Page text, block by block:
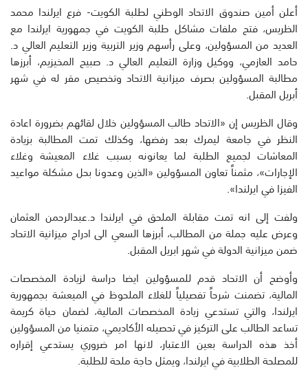
أعلن أمين صندوق الاتحاد الوطني لطلبة الكويت- فرع ايرلندا محمد
الظريس، فتح ملفات مشاكل طلبة الكويت في جمهورية ايرلندا مع
العديد من المسؤولين، وعلى رأسهم وزير التربية وزير التعليم العالي د.
حامد العازمي، ووكيل وزارة التعليم العالي د. صبيح المخيزيم، أبرزها
مطالبة المسؤولين بصرف ميزانية الاتحاد وتخصيص مقر له في شهر
أبريل المقبل.
وقال الظريس إن «الاتحاد طالب المسؤولين خلال لقائهم بضرورة اعادة
النظر في جامعة ليمرك بعد رفضها، وكذلك تمت المطالبة بزيادة
المعاشات لجميع الطلبة لما يعانونه بسبب غلاء المعيشة وغلاء
الإجارات»، مثمناً تعاون المسؤولين «الذين وعدونا بحل مشكلة مواعيد
الفيزا في ايرلندا».
ولفت إلى انه تمت مقابلة الملحق في ايرلندا د.عبدالرحمن العثمان
وعرض عليه جملة من المطالب، أبرزها السعي الى ادراج ميزانية الاتحاد
ضمن ميزانية الدولة في شهر ابريل المقبل.
وأوضح أن الاتحاد قدم للمسؤولين ايضا دراسة لزيادة المخصصات
المالية، تضمنت شرحاً تفصيلياً للغلاء الملحوظ في الميعشة بجمهورية
ايرلندا، والتي تستدعي زيادة المخصصات المالية، لضمان حياة كريمة
تساعد الطالب على التركيز في تحصيله الأكاديمي، متمنيا من المسؤولين
أخذ هذه الدراسة بعين الاعتبار، لانها امر ضروري يستدعي إقراره
للمصلحة الطلابية في ايرلندا، ويمثل حاجة ملحة للطلبة.